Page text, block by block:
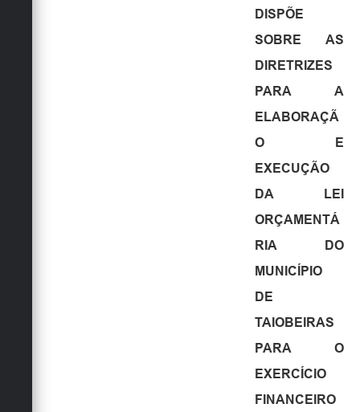
DISPÕE
SOBRE AS
DIRETRIZES
PARA A
ELABORAÇÃ
O E
EXECUÇÃO
DA LEI
ORÇAMENTÁ
RIA DO
MUNICÍPIO
DE
TAIOBEIRAS
PARA O
EXERCÍCIO
FINANCEIRO